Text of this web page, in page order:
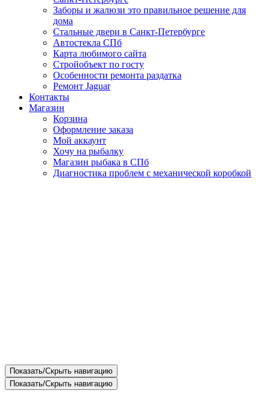
Заборы и жалюзи это правильное решение для
дома
Стальные двери в Санкт-Петербурге
Автостекла СПб
Карта любимого сайта
Стройобъект по госту
Особенности ремонта раздатка
Ремонт Jaguar
Контакты
Магазин
Корзина
Оформление заказа
Мой аккаунт
Хочу на рыбалку
Магазин рыбака в СПб
Диагностика проблем с механической коробкой
Показать/Скрыть навигацию
Показать/Скрыть навигацию